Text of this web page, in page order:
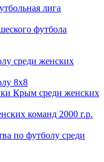
лига
футбола
среди женских
8х8
Крым среди женских
команд 2000 г.р.
по футболу среди